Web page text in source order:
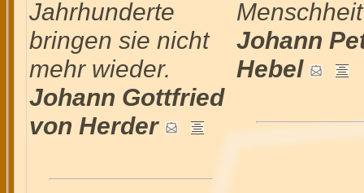
Jahrhunderte
bringen sie nicht
mehr wieder.
Johann Gottfried
von Herder
Johann
Hebel